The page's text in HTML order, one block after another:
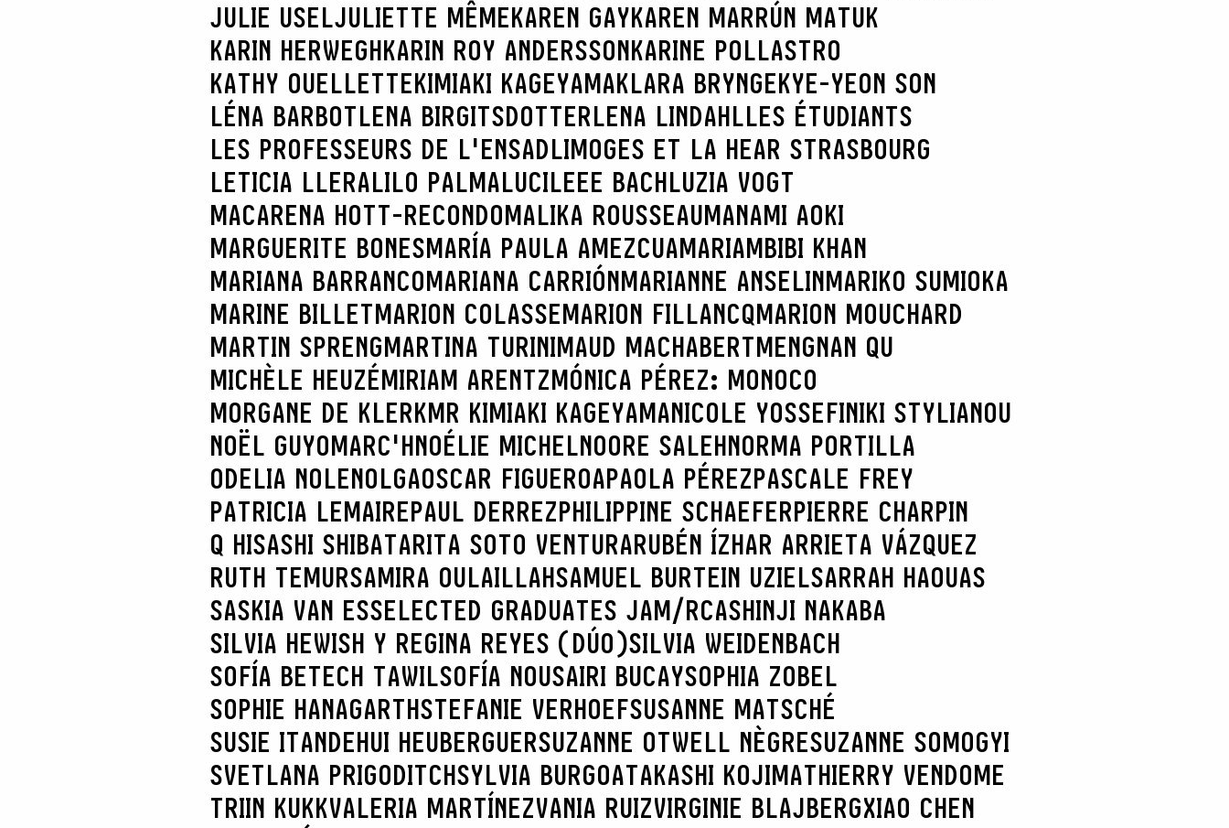
JULIE USELJULIETTE MÊMEKAREN GAYKAREN MARRÚN MATUK
KARIN HERWEGHKARIN ROY ANDERSSONKARINE POLLASTRO
KATHY OUELLETTEKIMIAKI KAGEYAMAKLARA BRYNGEKYE-YEON SON
LÉNA BARBOTLENA BIRGITSDOTTERLENA LINDAHLLES ÉTUDIANTS
LES PROFESSEURS DE L'ENSADLIMOGES ET LA HEAR STRASBOURG
LETICIA LLERALILO PALMALUCILEEE BACHLUZIA VOGT
MACARENA HOTT-RECONDOMALIKA ROUSSEAUMANAMI AOKI
MARGUERITE BONESMARÍA PAULA AMEZCUAMARIAMBIBI KHAN
MARIANA BARRANCOMARIANA CARRIÓNMARIANNE ANSELINMARIKO SUMIOKA
MARINE BILLETMARION COLASSEMARION FILLANCQMARION MOUCHARD
MARTIN SPRENGMARTINA TURINIMAUD MACHABERTMENGNAN QU
MICHÈLE HEUZÉMIRIAM ARENTZMÓNICA PÉREZ: MONOCO
MORGANE DE KLERKMR KIMIAKI KAGEYAMANICOLE YOSSEFINIKI STYLIANOU
NOËL GUYOMARC'HNOÉLIE MICHELNOORE SALEHNORMA PORTILLA
ODELIA NOLENOLGAOSCAR FIGUEROAPAOLA PÉREZPASCALE FREY
PATRICIA LEMAIREPAUL DERREZPHILIPPINE SCHAEFERPIERRE CHARPIN
Q HISASHI SHIBATARITA SOTO VENTURARUBÉN ÍZHAR ARRIETA VÁZQUEZ
RUTH TEMURSAMIRA OULAILLAHSAMUEL BURTEIN UZIELSARRAH HAOUAS
SASKIA VAN ESSELECTED GRADUATES JAM/RCASHINJI NAKABA
SILVIA HEWISH Y REGINA REYES (DÚO)SILVIA WEIDENBACH
SOFÍA BETECH TAWILSOFÍA NOUSAIRI BUCAYSOPHIA ZOBEL
SOPHIE HANAGARTHSTEFANIE VERHOEFSUSANNE MATSCHÉ
SUSIE ITANDEHUI HEUBERGUERSUZANNE OTWELL NÈGRESUZANNE SOMOGYI
SVETLANA PRIGODITCHSYLVIA BURGOATAKASHI KOJIMATHIERRY VENDOME
TRIIN KUKKVALERIA MARTÍNEZVANIA RUIZVIRGINIE BLAJBERGXIAO CHEN